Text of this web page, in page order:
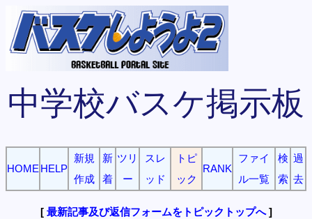
中学校バスケ掲示板
HOME HELP
新規
作成
新
着
ツリ
ー
スレ
ッド
トピ
ック
RANK
ファイ
ル一覧
検
索
過
去
[ 最新記事及び返信フォームをトピックトップへ]